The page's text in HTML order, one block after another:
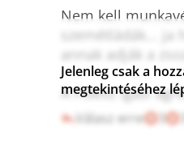
Nem kell
szemétládák...
annak adják a
A Fidesz igazi
Válasz erre 3 3
Jelenleg csak a
megtekintéséhez